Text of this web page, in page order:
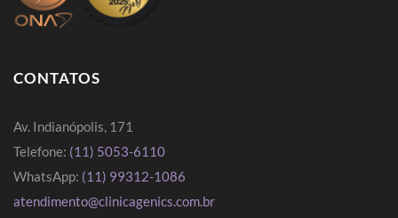
CONTATOS
Av. Indianópolis, 171
Telefone: (11) 5053-6110
WhatsApp: (11) 99312-1086
atendimento@clinicagenics.com.br